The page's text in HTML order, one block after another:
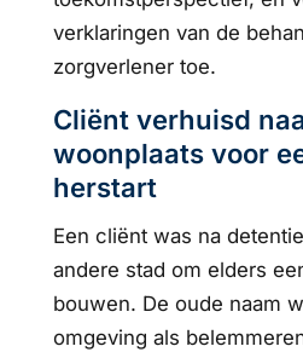
verklaringen van de
zorgverlener toe.
Cliënt verhuisd
woonplaats voor
herstart
Een cliënt was na
andere stad om elders
bouwen. De oude naam
omgeving als